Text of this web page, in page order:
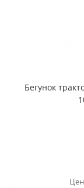
Бегунок